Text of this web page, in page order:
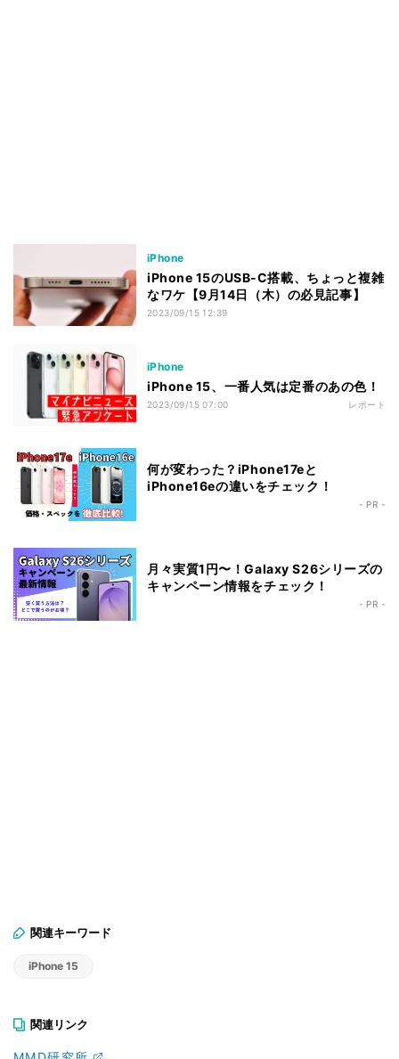
iPhone
iPhone 15のUSB-C搭載、ちょっと複雑
なワケ【9月14日（木）の必見記事】
2023/09/15 12:39
iPhone
iPhone 15、一番人気は定番のあの色！
2023/09/15 07:00 レポート
何が変わった？iPhone17eと
iPhone16eの違いをチェック！
- PR -
月々実質1円〜！Galaxy S26シリーズの
キャンペーン情報をチェック！
- PR -
関連キーワード
iPhone 15
関連リンク